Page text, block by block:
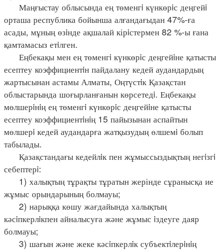
Маңғыстау облысында ең төменгi күнкөрiс деңгейi
орташа республика бойынша алғандағыдан 47%-ға
асады, мұның өзiнде ақшалай кірiстермен 82 %-ы ғана
қамтамасыз етiлген.
Еңбекақы мен ең төменгi күнкөрiс деңгейiне қатысты
есептеу коэффициентiн пайдалану кедей аудандардың
жартысынан астамы Алматы, Оңтүстiк Қазақстан
облыстарында шоғырланғанын көрсетедi. Еңбекақы
мөлшерiнiң ең төменгi күнкөрiс деңгейiне қатысты
есептеу коэффициентiнiң 15 пайызынан аспайтын
мөлшерi кедей аудандарға жатқызудың өлшемi болып
табылады.
Қазақстандағы кедейлiк пен жұмыссыздықтың негiзгi
себептерi:
1) халықтың тұрақты тұратын жерінде сұранысқа ие
жұмыс орындарының болмауы;
2) нарыққа көшу жағдайында халықтың
кәсiпкерлiкпен айналысуға және жұмыс iздеуге даяр
болмауы;
3) шағын және жеке кәсiпкерлiк субъектiлерiнiң